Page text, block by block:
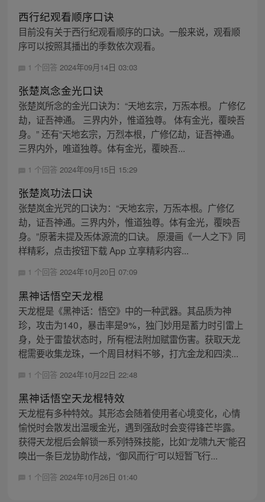
西行纪观看顺序口诀
目前没有关于西行纪观看顺序的口诀。一般来说，观看顺
序可以按照其播出的季数依次观看。
1 个回答 2024年09月14日 03:03
张楚岚念金光口诀
张楚岚所念的金光口诀为：“天地玄宗，万炁本根。 广修亿
劫，证吾神通。 三界内外，惟道独尊。 体有金光，覆映吾
身。” 还有“天地玄宗，万烈本根，广修亿劫，证吾神通。
三界内外，唯道独尊。体有金光，覆映吾...
1 个回答 2024年09月15日 15:29
张楚岚功法口诀
张楚岚金光咒的口诀为：“天地玄宗，万炁本根。广修亿
劫，证吾神通。三界内外，惟道独尊。体有金光，覆映吾
身。”原著未提及炁体源流的口诀。 原漫画《一人之下》同
样精彩，点击按钮下载 App 立享精彩内容...
1 个回答 2024年10月20日 07:09
黑神话悟空天龙棍
天龙棍是《黑神话：悟空》中的一种武器。其品质为神
珍，攻击为140，暴击率是9%，独门妙用是蓄力时引雷上
身，处于雷蛰状态时，所有棍法附加赋雷伤害。获取天龙
棍需要收集龙珠，一个周目材料不够，打亢金龙和四渎...
1 个回答 2024年10月22日 22:48
黑神话悟空天龙棍特效
天龙棍有多种特效。其形态会随着使用者心境变化，心情
愉悦时会散发出温暖金光，遇到强敌时会变得锋芒毕露。
获得天龙棍后会解锁一系列特殊技能，比如“龙啸九天”能召
唤出一条巨龙协助作战，“御风而行”可以短暂飞行...
1 个回答 2024年10月26日 01:40